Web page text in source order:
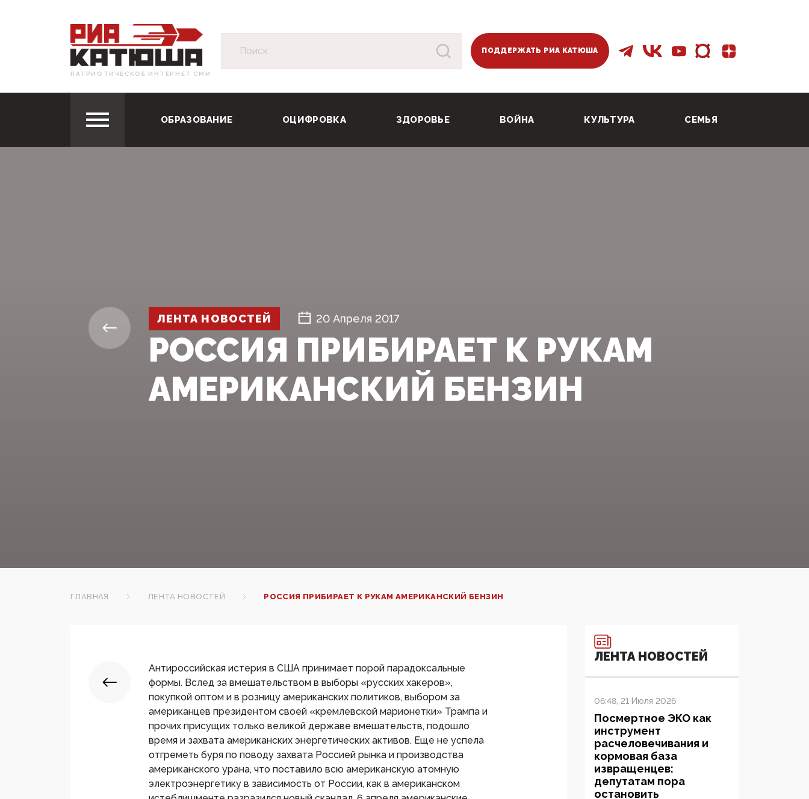
ПАТРИОТИЧЕСКОЕ ИНТЕРНЕТ СМИ
ПОДДЕРЖАТЬ РИА КАТЮША
ОБРАЗОВАНИЕ ОЦИФРОВКА ЗДОРОВЬЕ ВОЙНА КУЛЬТУРА СЕМЬЯ
ЛЕНТА НОВОСТЕЙ 20 Апреля 2017
РОССИЯ ПРИБИРАЕТ К РУКАМ
АМЕРИКАНСКИЙ БЕНЗИН
ГЛАВНАЯ ЛЕНТА НОВОСТЕЙ РОССИЯ ПРИБИРАЕТ К РУКАМ АМЕРИКАНСКИЙ БЕНЗИН
Антироссийская истерия в США принимает порой парадоксальные
формы. Вслед за вмешательством в выборы «русских хакеров»,
покупкой оптом и в розницу американских политиков, выбором за
американцев президентом своей «кремлевской марионетки» Трампа и
прочих присущих только великой державе вмешательств, подошло
время и захвата американских энергетических активов. Еще не успела
отгреметь буря по поводу захвата Россией рынка и производства
американского урана, что поставило всю американскую атомную
электроэнергетику в зависимость от России, как в американском
ЛЕНТА НОВОСТЕЙ
06:48, 21 Июля 2026
Посмертное ЭКО как
инструмент
расчеловечивания и
кормовая база
извращенцев:
депутатам пора
остановить